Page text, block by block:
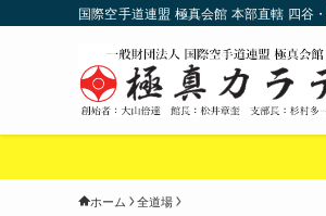
国際空手道連盟 極真会館 本部直轄 四谷
ホーム 全道場